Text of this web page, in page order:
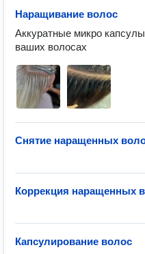
Наращивание волос
Аккуратные микро
ваших волосах
Снятие наращенных
Коррекция наращенных
Капсулирование волос